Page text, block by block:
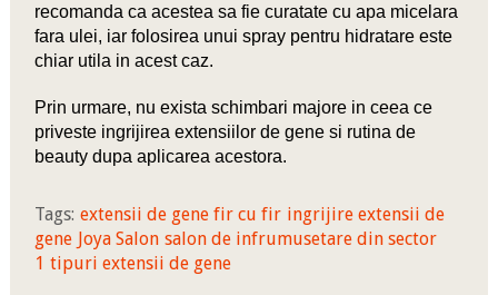
recomanda ca acestea sa fie curatate cu apa micelara
fara ulei, iar folosirea unui spray pentru hidratare este
chiar utila in acest caz.
Prin urmare, nu exista schimbari majore in ceea ce
priveste ingrijirea extensiilor de gene si rutina de
beauty dupa aplicarea acestora.
Tags: extensii de gene fir cu fir ingrijire extensii de
gene Joya Salon salon de infrumusetare din sector
1 tipuri extensii de gene